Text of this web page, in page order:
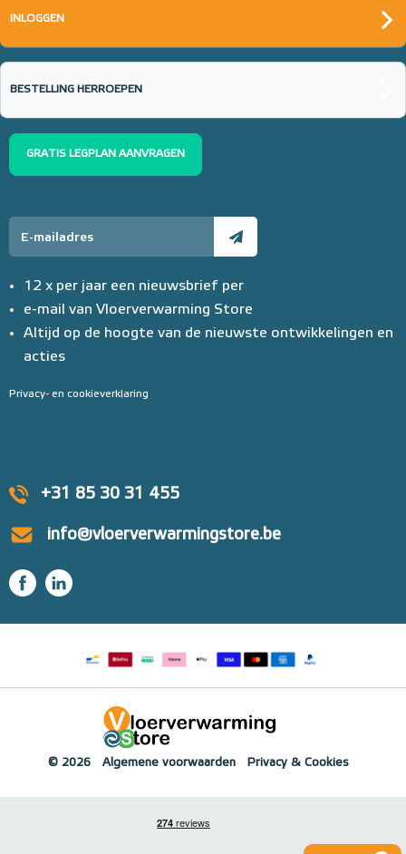
+31 85 30 31 455
info@vloerverwarmingstore.be
INLOGGEN
BESTELLING HERROEPEN
GRATIS LEGPLAN AANVRAGEN
12 x per jaar een nieuwsbrief per
e-mail van Vloerverwarming Store
Altijd op de hoogte van de nieuwste ontwikkelingen en
acties
Privacy- en cookieverklaring
© 2026 Algemene voorwaarden Privacy & Cookies